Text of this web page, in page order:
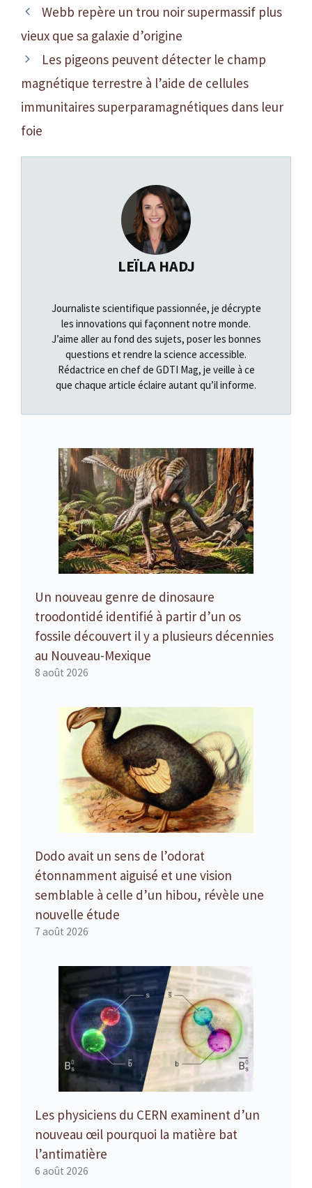
Webb repère un trou noir supermassif plus
vieux que sa galaxie d’origine
Les pigeons peuvent détecter le champ
magnétique terrestre à l’aide de cellules
immunitaires superparamagnétiques dans leur
foie
LEÏLA HADJ
Journaliste scientifique passionnée, je décrypte
les innovations qui façonnent notre monde.
J’aime aller au fond des sujets, poser les bonnes
questions et rendre la science accessible.
Rédactrice en chef de GDTI Mag, je veille à ce
que chaque article éclaire autant qu’il informe.
Un nouveau genre de dinosaure
troodontidé identifié à partir d’un os
fossile découvert il y a plusieurs décennies
au Nouveau-Mexique
8 août 2026
Dodo avait un sens de l’odorat
étonnamment aiguisé et une vision
semblable à celle d’un hibou, révèle une
nouvelle étude
7 août 2026
Les physiciens du CERN examinent d’un
nouveau œil pourquoi la matière bat
l’antimatière
6 août 2026